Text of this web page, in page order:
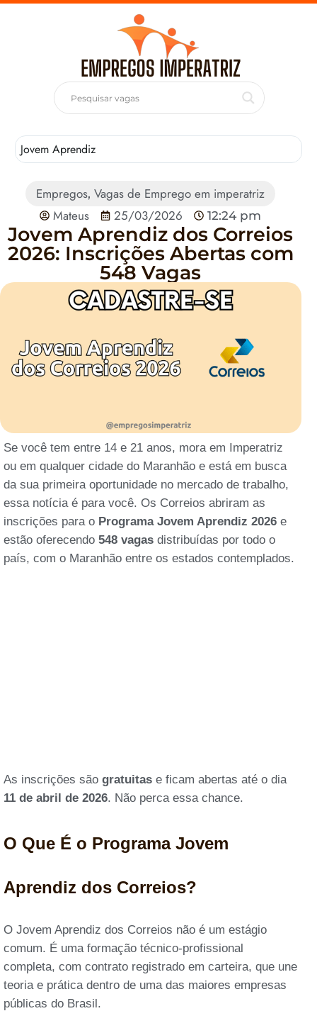
Jovem Aprendiz
Empregos,Vagas de Emprego em imperatriz
Mateus
25/03/2026 12:24 pm
Jovem Aprendiz dos Correios
2026: Inscrições Abertas com
548 Vagas
Se você tem entre 14 e 21 anos, mora em Imperatriz
ou em qualquer cidade do Maranhão e está em busca
da sua primeira oportunidade no mercado de trabalho,
essa notícia é para você. Os Correios abriram as
inscrições para o Programa Jovem Aprendiz 2026 e
estão oferecendo 548 vagas distribuídas por todo o
país, com o Maranhão entre os estados contemplados.
As inscrições são gratuitas e ficam abertas até o dia
11 de abril de 2026. Não perca essa chance.
O Que É o Programa Jovem
Aprendiz dos Correios?
O Jovem Aprendiz dos Correios não é um estágio
comum. É uma formação técnico-profissional
completa, com contrato registrado em carteira, que une
teoria e prática dentro de uma das maiores empresas
públicas do Brasil.